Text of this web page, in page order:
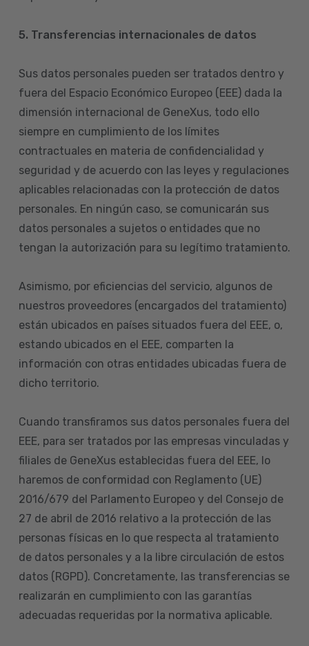
5. Transferencias internacionales de datos
Sus datos personales pueden ser tratados dentro y
fuera del Espacio Económico Europeo (EEE) dada la
dimensión internacional de GeneXus, todo ello
siempre en cumplimiento de los límites
contractuales en materia de confidencialidad y
seguridad y de acuerdo con las leyes y regulaciones
aplicables relacionadas con la protección de datos
personales. En ningún caso, se comunicarán sus
datos personales a sujetos o entidades que no
tengan la autorización para su legítimo tratamiento.
Asimismo, por eficiencias del servicio, algunos de
nuestros proveedores (encargados del tratamiento)
están ubicados en países situados fuera del EEE, o,
estando ubicados en el EEE, comparten la
información con otras entidades ubicadas fuera de
dicho territorio.
Cuando transfiramos sus datos personales fuera del
EEE, para ser tratados por las empresas vinculadas y
filiales de GeneXus establecidas fuera del EEE, lo
haremos de conformidad con Reglamento (UE)
2016/679 del Parlamento Europeo y del Consejo de
27 de abril de 2016 relativo a la protección de las
personas físicas en lo que respecta al tratamiento
de datos personales y a la libre circulación de estos
datos (RGPD). Concretamente, las transferencias se
realizarán en cumplimiento con las garantías
adecuadas requeridas por la normativa aplicable.